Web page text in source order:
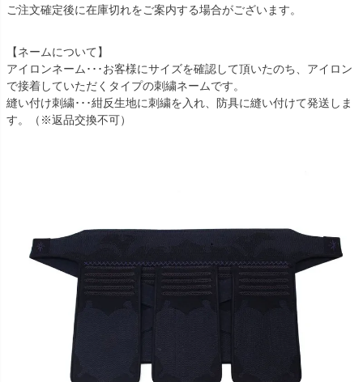
ご注文確定後に在庫切れをご案内する場合がございます。
【ネームについて】
アイロンネーム･･･お客様にサイズを確認して頂いたのち、アイロン
で接着していただくタイプの刺繍ネームです。
縫い付け刺繍･･･紺反生地に刺繍を入れ、防具に縫い付けて発送しま
す。（※返品交換不可）